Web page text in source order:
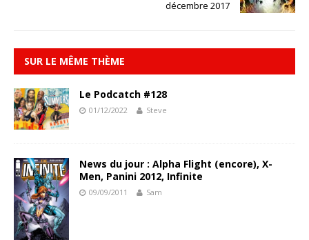
décembre 2017
SUR LE MÊME THÈME
Le Podcatch #128
01/12/2022 Steve
News du jour : Alpha Flight (encore), X-
Men, Panini 2012, Infinite
09/09/2011 Sam